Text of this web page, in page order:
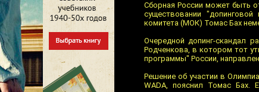
Сборная России может быть
существовании
комитета (МОК) Томас Бах
Очередной допинг-скандал
Родченкова, в котором тот
программы" России,
Решение об участии в
WADA, пояснил Томас Бах.